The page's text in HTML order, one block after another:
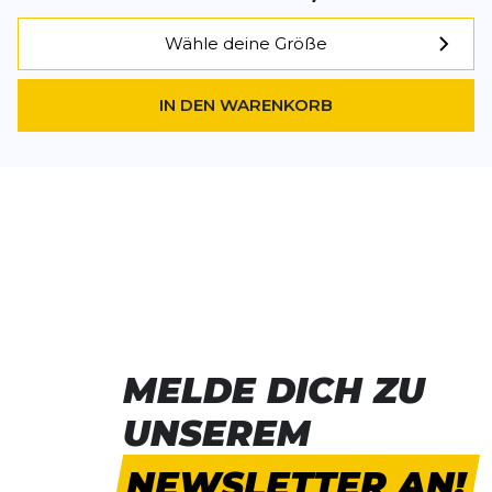
Rezension
Wähle deine Größe
IN DEN WARENKORB
MELDE DICH ZU
UNSEREM